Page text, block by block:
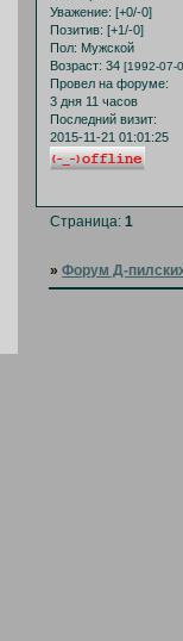
Уважение: [+0/-0]
Позитив: [+1/-0]
Пол: Мужской
Возраст: 34 [1992-07-
Провел на форуме:
3 дня 11 часов
Последний визит:
2015-11-21 01:01:25
Страница:1
»Форум Д-